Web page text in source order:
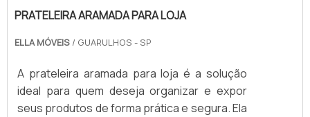
PRATELEIRA ARAMADA PARA LOJA
ELLA MÓVEIS / GUARULHOS - SP
A prateleira aramada para loja é a solução
ideal para quem deseja organizar e expor
seus produtos de forma prática e segura. Ela